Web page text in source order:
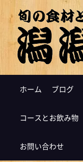
ホーム ブログ
コースとお飲み物
お問い合わせ